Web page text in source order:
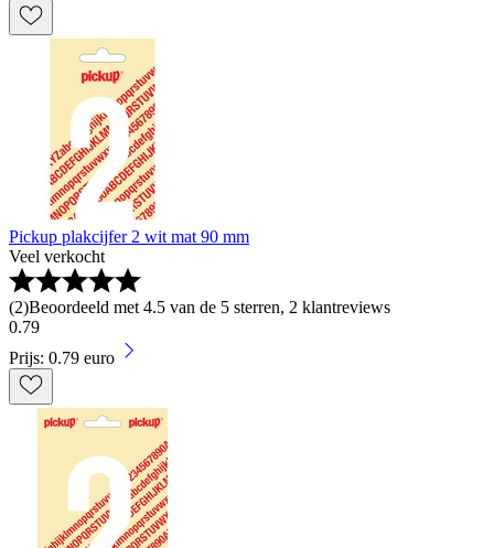
Pickup plakcijfer 2 wit mat 90 mm
Veel verkocht
(2)Beoordeeld met 4.5 van de 5 sterren, 2 klantreviews
0.79
Prijs: 0.79 euro